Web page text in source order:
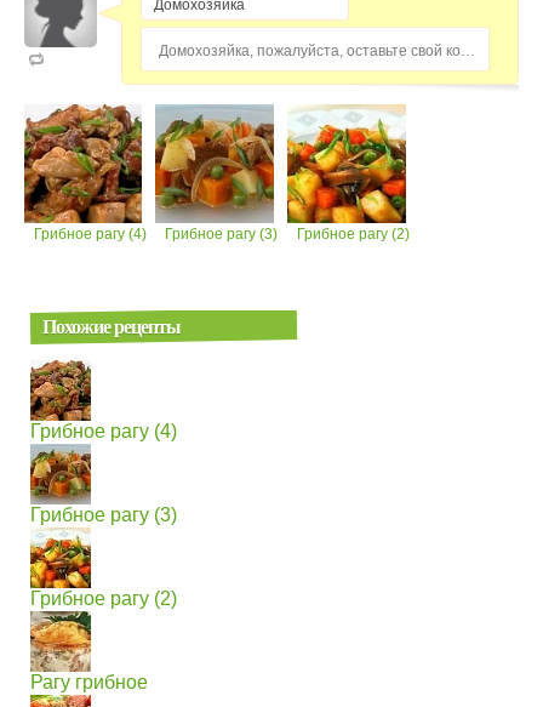
Домохозяйка, пожалуйста, оставьте свой комментарий...
Грибное рагу (4) Грибное рагу (3) Грибное рагу (2)
Похожие рецепты
Грибное рагу (4)
Грибное рагу (3)
Грибное рагу (2)
Рагу грибное